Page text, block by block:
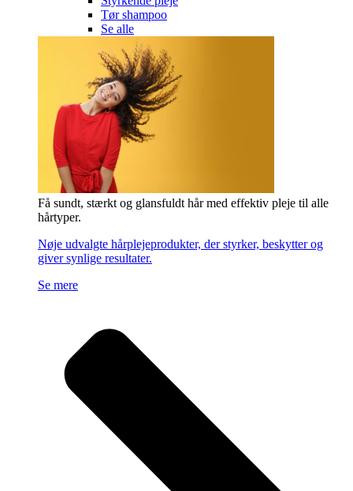
Tør shampoo
Se alle
Få sundt, stærkt og glansfuldt hår med effektiv pleje til alle
hårtyper.
Nøje udvalgte hårplejeprodukter, der styrker, beskytter og
giver synlige resultater.
Se mere